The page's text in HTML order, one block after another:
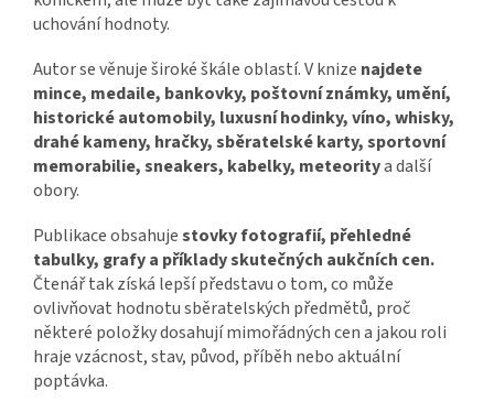
uchování hodnoty.
Autor se věnuje široké škále oblastí. V knize najdete
mince, medaile, bankovky, poštovní známky, umění,
historické automobily, luxusní hodinky, víno, whisky,
drahé kameny, hračky, sběratelské karty, sportovní
memorabilie, sneakers, kabelky, meteoritya další
obory.
Publikace obsahujestovky fotografií, přehledné
tabulky, grafy a příklady skutečných aukčních cen.
Čtenář tak získá lepší představu o tom, co může
ovlivňovat hodnotu sběratelských předmětů, proč
některé položky dosahují mimořádných cen a jakou roli
hraje vzácnost, stav, původ, příběh nebo aktuální
poptávka.